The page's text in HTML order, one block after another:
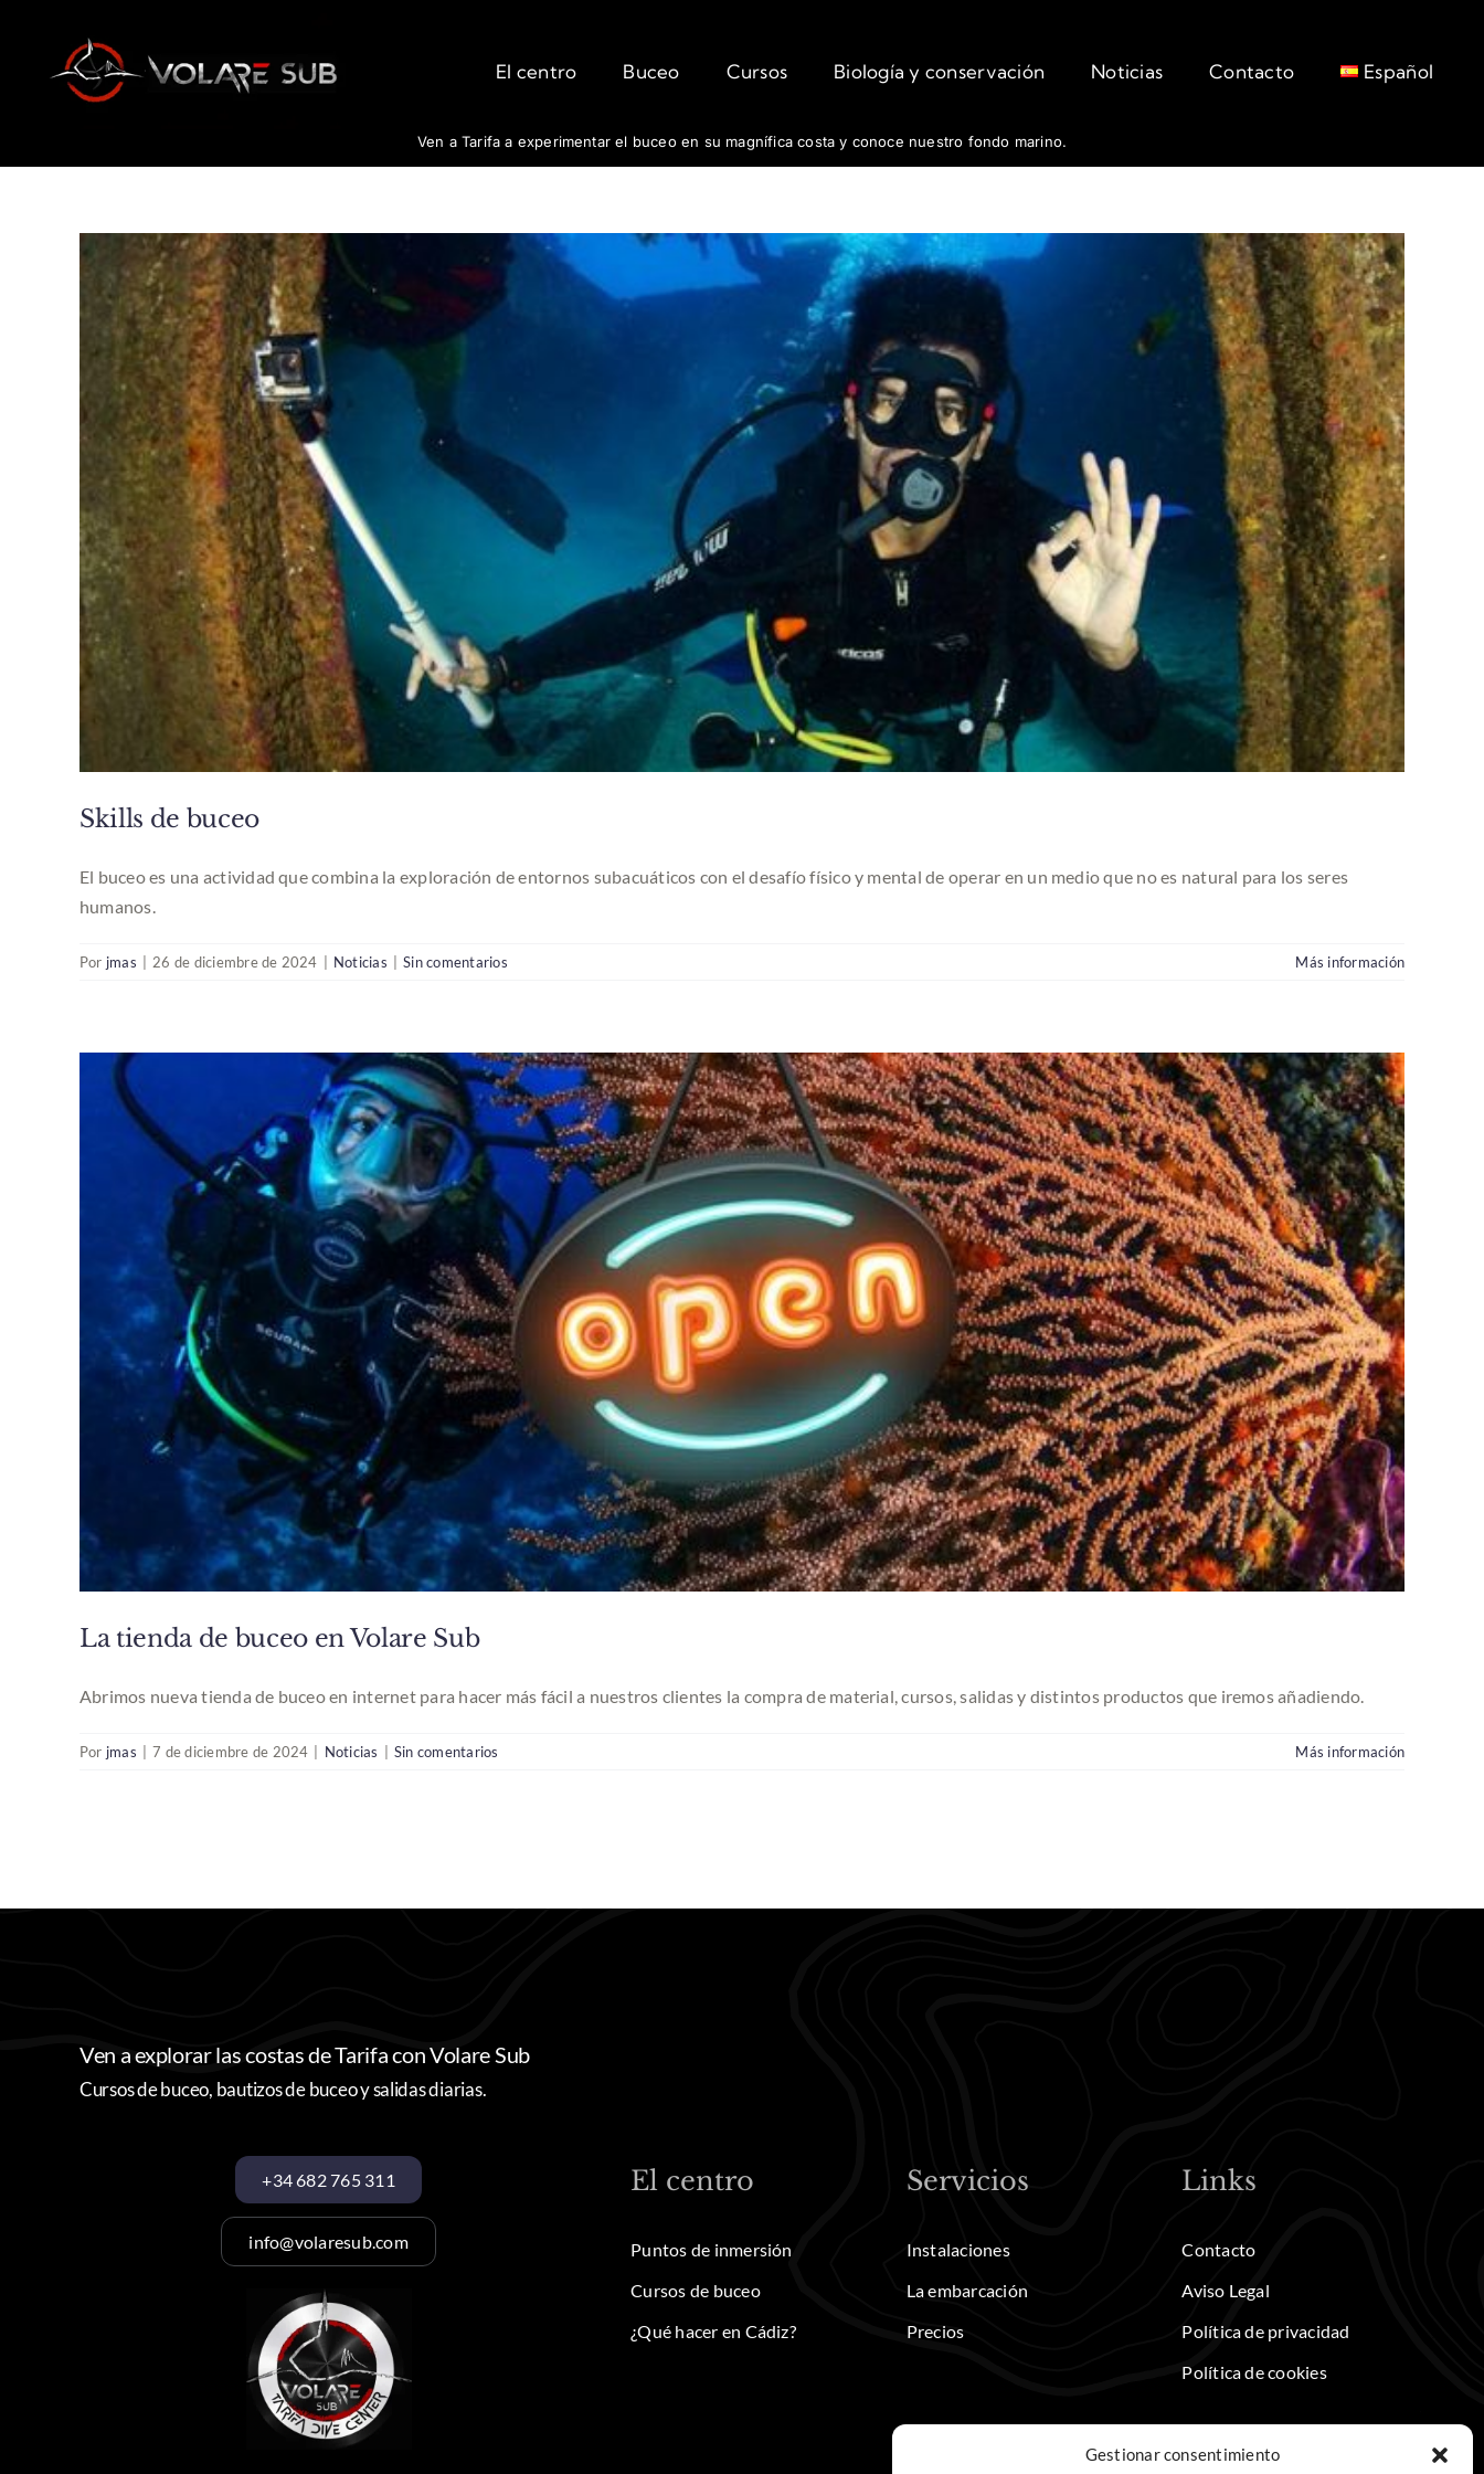
Gestionar consentimiento
contenido
El centro Buceo Cursos Biología y conservación Noticias Contacto Español
Ven a Tarifa a experimentar el buceo en su magnífica costa y conoce nuestro fondo marino.
Skills de buceo
El buceo es una actividad que combina la exploración de entornos subacuáticos con el desafío físico y mental de operar en un medio que no es natural para los seres
humanos.
Por jmas 26 de diciembre de 2024 Noticias Sin comentarios Más información
La tienda de buceo en Volare Sub
Abrimos nueva tienda de buceo en internet para hacer más fácil a nuestros clientes la compra de material, cursos, salidas y distintos productos que iremos añadiendo.
Por jmas 7 de diciembre de 2024 Noticias Sin comentarios Más información
Ven a explorar las costas de Tarifa con Volare Sub
Cursos de buceo, bautizos de buceo y salidas diarias.
+34 682 765 311
info@volaresub.com
El centro
Puntos de inmersión
Cursos de buceo
¿Qué hacer en Cádiz?
Servicios
Instalaciones
La embarcación
Precios
Links
Contacto
Aviso Legal
Política de privacidad
Política de cookies